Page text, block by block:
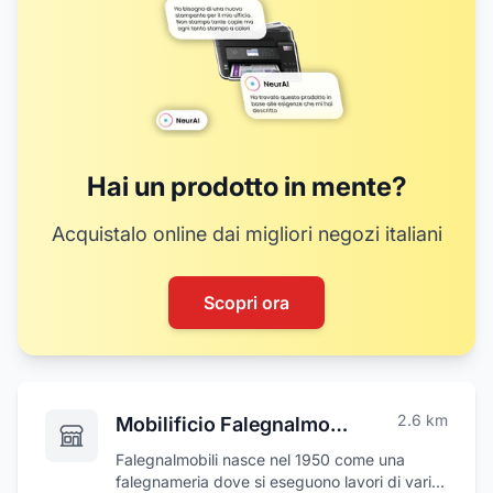
Hai un prodotto in mente?
Acquistalo online dai migliori negozi italiani
Scopri ora
Mobilificio Falegnalmobili 2.6 km
Falegnalmobili nasce nel 1950 come una
falegnameria dove si eseguono lavori di vario